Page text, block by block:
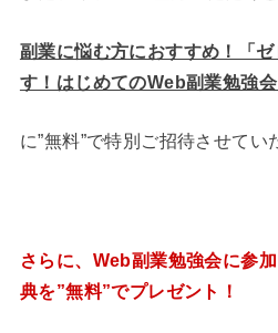
副業に悩む方におすすめ！「
す！はじめてのWeb副業勉強会
に”無料”で特別ご招待させてい
さらに、Web副業勉強会に参
典を”無料”でプレゼント！